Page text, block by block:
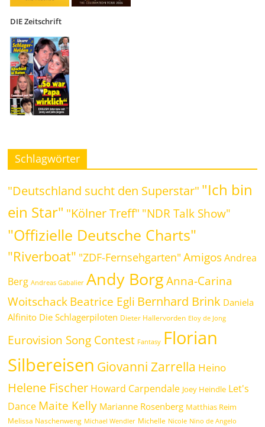
DIE Zeitschrift
Schlagwörter
"Deutschland sucht den Superstar" "Ich bin
ein Star" "Kölner Treff" "NDR Talk Show"
"Offizielle Deutsche Charts"
"Riverboat" "ZDF-Fernsehgarten" Amigos Andrea
Berg Andreas Gabalier Andy Borg Anna-Carina
WoitschackBeatrice Egli Bernhard Brink Daniela
Alfinito Die Schlagerpiloten Dieter Hallervorden Eloy de Jong
Eurovision Song Contest Fantasy Florian
Silbereisen Giovanni Zarrella Heino
Helene Fischer Howard Carpendale Joey Heindle Let's
Dance Maite Kelly Marianne Rosenberg Matthias Reim
Melissa Naschenweng Michael Wendler Michelle Nicole Nino de Angelo